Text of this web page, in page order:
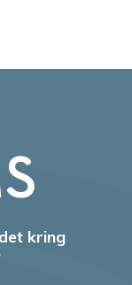
kring